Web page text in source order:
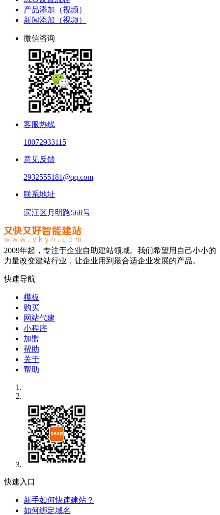
产品添加（视频）
新闻添加（视频）
微信咨询
客服热线
18072933115
意见反馈
2932555181@qq.com
联系地址
滨江区月明路560号
2009年起，专注于企业自助建站领域。我们希望用自己小小的
力量改变建站行业，让企业用到最合适企业发展的产品。
快速导航
模板
购买
网站代建
小程序
加盟
帮助
关于
帮助
快速入口
新手如何快速建站？
如何绑定域名